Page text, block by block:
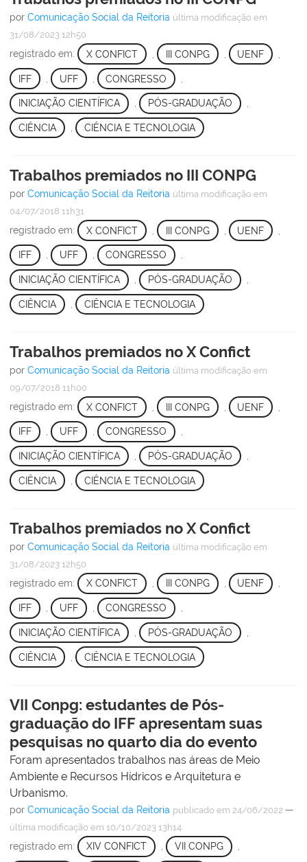
por Comunicação Social da Reitoria última modificação em
31/08/2023 12h50
registrado em: X CONFICT III CONPG UENF
IFF UFF CONGRESSO
INICIAÇÃO CIENTÍFICA , PÓS-GRADUAÇÃO ,
CIÊNCIA CIÊNCIA E TECNOLOGIA
Trabalhos premiados no III CONPG
por Comunicação Social da Reitoria última modificação em
04/07/2018 11h31
registrado em: X CONFICT III CONPG UENF
IFF , UFF , CONGRESSO ,
INICIAÇÃO CIENTÍFICA PÓS-GRADUAÇÃO
CIÊNCIA CIÊNCIA E TECNOLOGIA
Trabalhos premiados no X Confict
por Comunicação Social da Reitoria última modificação em
09/07/2018 11h00
registrado em: X CONFICT III CONPG UENF
IFF , UFF , CONGRESSO ,
INICIAÇÃO CIENTÍFICA PÓS-GRADUAÇÃO
CIÊNCIA CIÊNCIA E TECNOLOGIA
Trabalhos premiados no X Confict
por Comunicação Social da Reitoria última modificação em
31/08/2023 12h50
registrado em: X CONFICT , III CONPG , UENF ,
IFF UFF CONGRESSO
INICIAÇÃO CIENTÍFICA PÓS-GRADUAÇÃO
CIÊNCIA CIÊNCIA E TECNOLOGIA
VII Conpg: estudantes de Pós-
graduação do IFF apresentam suas
pesquisas no quarto dia do evento
Foram apresentados trabalhos nas áreas de Meio
Ambiente e Recursos Hídricos e Arquitetura e
Urbanismo.
por Comunicação Social da Reitoria publicado em 24/06/2022 —
última modificação em 10/10/2023 13h14
registrado em: XIV CONFICT , VII CONPG ,